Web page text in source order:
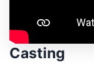
Casting